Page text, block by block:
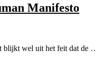
Manifesto
blijkt wel uit het feit dat de